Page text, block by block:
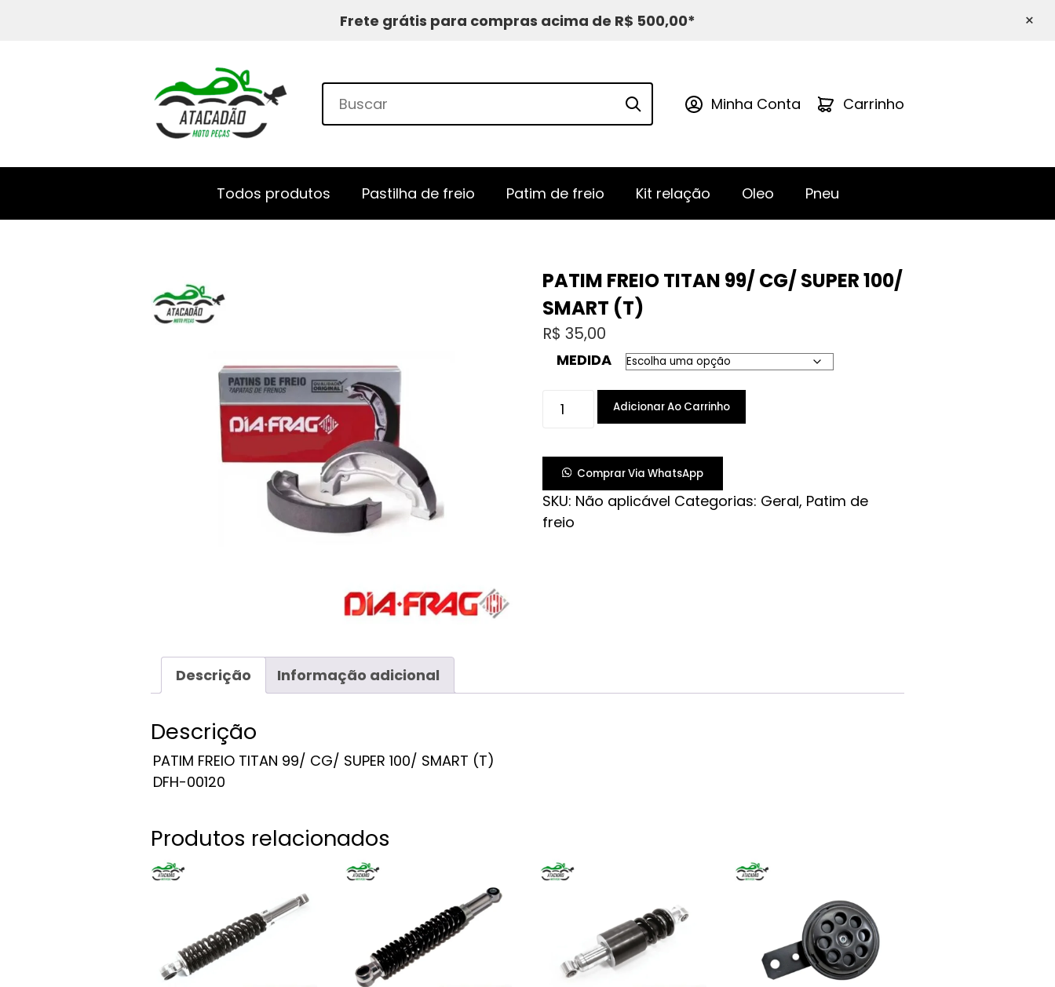
Frete grátis para compras acima de R$ 500,00* ×
Minha Conta Carrinho
Todos produtos Pastilha de freio Patim de freio Kit relação Oleo Pneu
PATIM FREIO TITAN 99/ CG/ SUPER 100/
SMART (T)
R$ 35,00
MEDIDA
PATIM
99/
SUPER
100/
Adicionar Ao Carrinho
Comprar Via WhatsApp
SKU: Não aplicável Categorias: Geral, Patim de
freio
Descrição Informação adicional
Descrição
PATIM FREIO TITAN 99/ CG/ SUPER 100/ SMART (T)
DFH-00120
Produtos relacionados